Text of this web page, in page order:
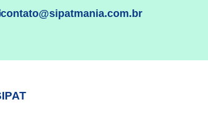
contato@sipatmania.com.br